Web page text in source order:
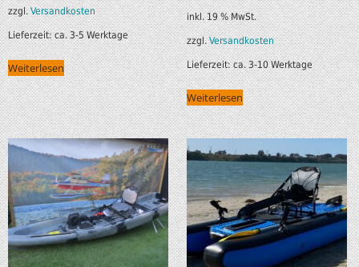
zzgl.Versandkosten
Lieferzeit:ca. 3-5 Werktage
Weiterlesen
inkl. 19 % MwSt.
zzgl.Versandkosten
Lieferzeit:ca. 3-10 Werktage
Weiterlesen